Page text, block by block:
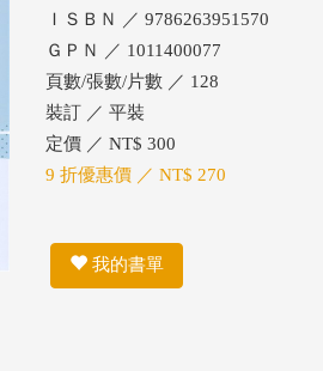
ＩＳＢＮ ／ 9786263951570
ＧＰＮ ／ 1011400077
頁數/張數/片數 ／ 128
裝訂 ／ 平裝
定價 ／ NT$ 300
9 折優惠價 ／ NT$ 270
我的書單